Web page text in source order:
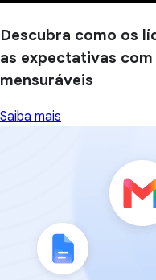
Descubra como os
as expectativas
mensuráveis
Saiba mais